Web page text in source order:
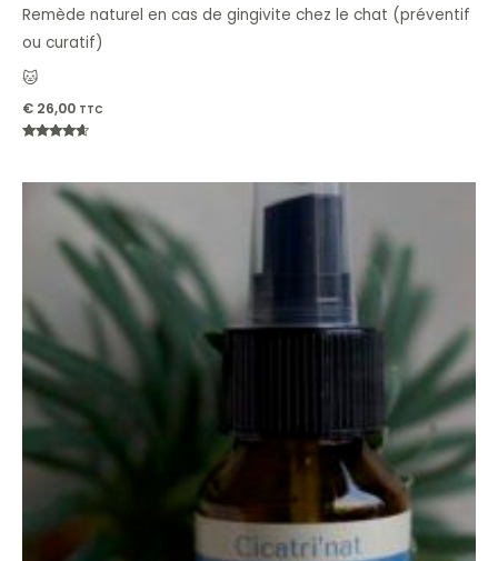
Remède naturel en cas de gingivite chez le chat (préventif
ou curatif)
🐱
€ 26,00 TTC